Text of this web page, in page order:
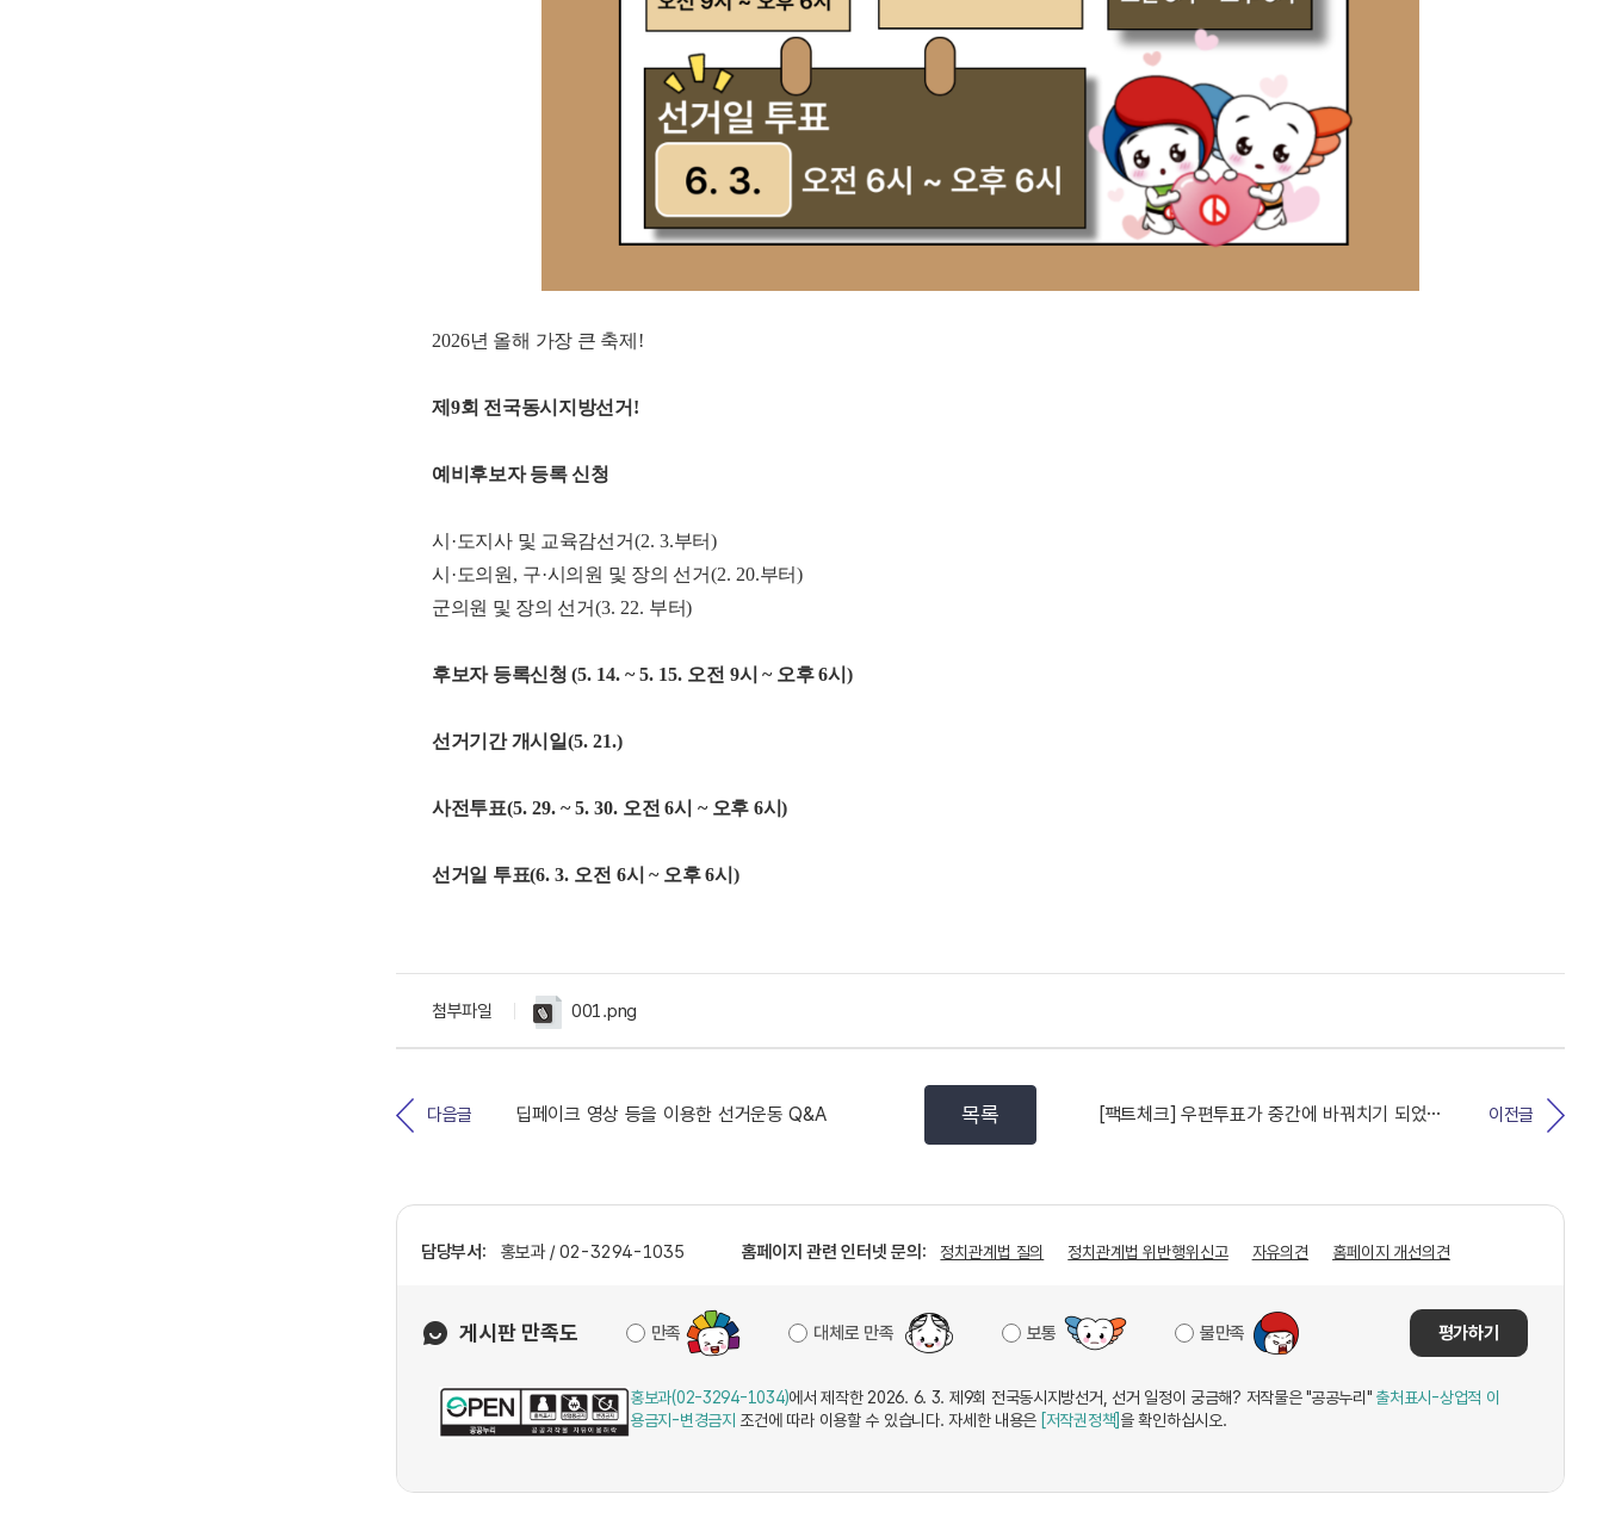
2026년 올해 가장 큰 축제 !
제 9회 전국동시지방선거 !
예비후보자 등록 신청
시 · 도지사 및 교육감선거(2. 3.부터)
시 · 도의원 , 구·시의원 및 장의 선거(2. 20.부터)
군의원 및 장의 선거(3. 22. 부터)
후보자 등록신청(5. 14. ~ 5. 15. 오전 9시~ 오후6시)
선거기간 개시일(5. 21.)
사전투표(5. 29. ~ 5. 30. 오전6시 ~ 오후 6시)
선거일 투표(6. 3. 오전 6시 ~ 오후6시 )
첨부파일 001.png
다음글 딥페이크 영상 등을 이용한 선거운동 Q&A 이전글
[팩트체크] 우편투표가 중간에 바꿔치기 되었다?
목록
담당부서: 홍보과 / 02-3294-1035 홈페이지 관련 인터넷 문의: 정치관계법 질의 정치관계법 위반행위신고 자유의견 홈페이지 개선의견
게시판 만족도 만족 대체로 만족 보통 불만족 평가하기
홍보과(02-3294-1034)에서 제작한 2026. 6. 3. 제9회 전국동시지방선거, 선거 일정이 궁금해? 저작물은 "공공누리" 출처표시-상업적 이
용금지-변경금지 조건에 따라 이용할 수 있습니다. 자세한 내용은 [저작권정책] 을 확인하십시오.